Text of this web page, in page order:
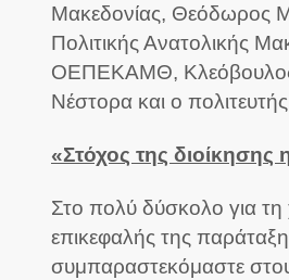
Μακεδονίας, Θεόδωρος
Πολιτικής Ανατολικής
ΟΕΠΕΚΑΜΘ, Κλεόβουλος
Νέστορα και ο
«Στόχος της
Στο πολύ δύσκολο για
επικεφαλής της
συμπαραστεκόμαστε